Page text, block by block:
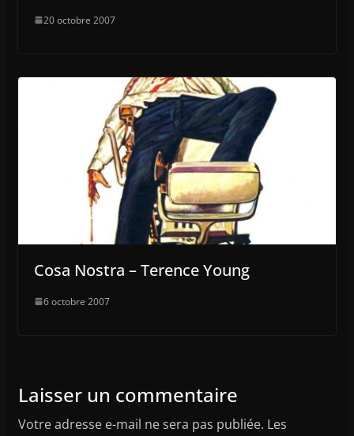
20 octobre 2007
Cosa Nostra – Terence Young
6 octobre 2007
Laisser un commentaire
Votre adresse e-mail ne sera pas publiée. Les